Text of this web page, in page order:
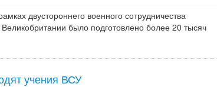
двустороннего военного сотрудничества
было подготовлено более 20 тысяч
учения ВСУ